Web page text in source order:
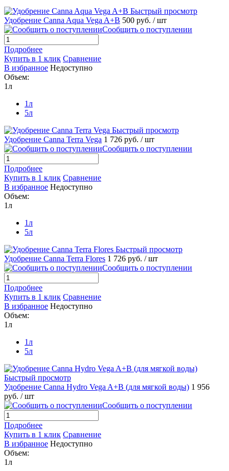
Быстрый просмотр
Удобрение Canna Aqua Vega A+B 500 руб. / шт
Сообщить о поступлении
Подробнее
Купить в 1 клик Сравнение
В избранное Недоступно
Объем:
1л
1л
5л
Быстрый просмотр
Удобрение Canna Terra Vega 1 726 руб. / шт
Сообщить о поступлении
Подробнее
Купить в 1 клик Сравнение
В избранное Недоступно
Объем:
1л
1л
5л
Быстрый просмотр
Удобрение Canna Terra Flores 1 726 руб. / шт
Сообщить о поступлении
Подробнее
Купить в 1 клик Сравнение
В избранное Недоступно
Объем:
1л
1л
5л
Быстрый просмотр
Удобрение Canna Hydro Vega A+B (для мягкой воды) 1 956
руб. / шт
Сообщить о поступлении
Подробнее
Купить в 1 клик Сравнение
В избранное Недоступно
Объем:
1л